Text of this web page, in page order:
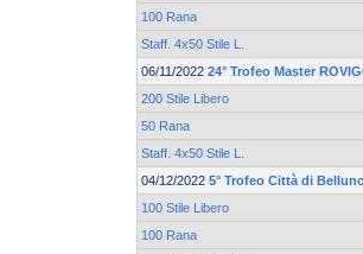
100 Rana
Staff. 4x50 Stile L.
06/11/2022 24° Trofeo Master
200 Stile Libero
50 Rana
Staff. 4x50 Stile L.
04/12/2022 5° Trofeo Città di
100 Stile Libero
100 Rana